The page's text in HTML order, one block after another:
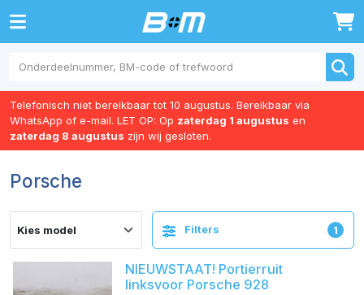
0
Telefonisch niet bereikbaar tot 10 augustus. Bereikbaar via
WhatsApp of e-mail. LET OP: Op zaterdag 1 augustus en
zaterdag 8 augustus zijn wij gesloten.
Porsche
Filters 1
NIEUWSTAAT! Portierruit
linksvoor Porsche 928